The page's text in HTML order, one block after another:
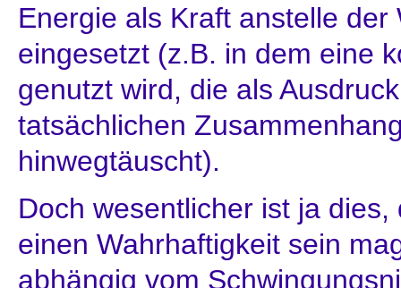
Energie als Kraft anstelle der
eingesetzt (z.B. in dem eine
genutzt wird, die als
tatsächlichen
hinwegtäuscht).
Doch wesentlicher ist ja
einen Wahrhaftigkeit sein
abhängig vom